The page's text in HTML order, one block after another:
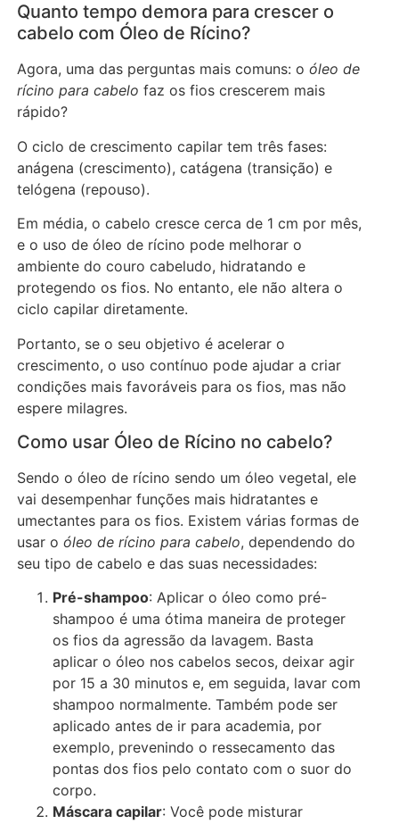
Quanto tempo demora para crescer o
cabelo com Óleo de Rícino?
Agora, uma das perguntas mais comuns: o óleo de
rícino para cabelo faz os fios crescerem mais
rápido?
O ciclo de crescimento capilar tem três fases:
anágena (crescimento), catágena (transição) e
telógena (repouso).
Em média, o cabelo cresce cerca de 1 cm por mês,
e o uso de óleo de rícino pode melhorar o
ambiente do couro cabeludo, hidratando e
protegendo os fios. No entanto, ele não altera o
ciclo capilar diretamente.
Portanto, se o seu objetivo é acelerar o
crescimento, o uso contínuo pode ajudar a criar
condições mais favoráveis para os fios, mas não
espere milagres.
Como usar Óleo de Rícino no cabelo?
Sendo o óleo de rícino sendo um óleo vegetal, ele
vai desempenhar funções mais hidratantes e
umectantes para os fios. Existem várias formas de
usar o óleo de rícino para cabelo, dependendo do
seu tipo de cabelo e das suas necessidades:
Pré-shampoo: Aplicar o óleo como pré-
shampoo é uma ótima maneira de proteger
os fios da agressão da lavagem. Basta
aplicar o óleo nos cabelos secos, deixar agir
por 15 a 30 minutos e, em seguida, lavar com
shampoo normalmente. Também pode ser
aplicado antes de ir para academia, por
exemplo, prevenindo o ressecamento das
pontas dos fios pelo contato com o suor do
corpo.
Máscara capilar: Você pode misturar